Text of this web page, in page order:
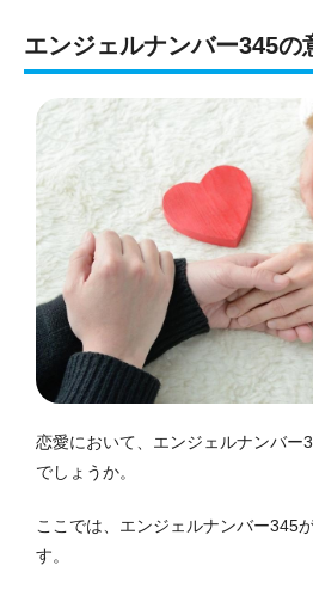
エンジェルナンバー345の
恋愛において、エンジェルナンバー
でしょうか。
ここでは、エンジェルナンバー345
す。